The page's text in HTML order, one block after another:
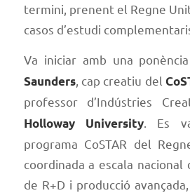
termini, prenent el Regne
casos d’estudi
Va iniciar amb una
Saunders, cap creatiu del
professor d’Indústries
Holloway University. Es
programa CoSTAR del
coordinada a escala
de R+D i producció